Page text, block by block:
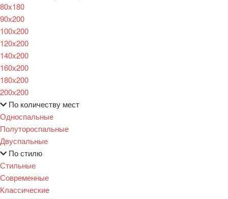
80х180
90х200
100х200
120x200
140х200
160х200
180х200
200х200
По количеству мест
Односпальные
Полутороспальные
Двуспальные
По стилю
Стильные
Современные
Классические